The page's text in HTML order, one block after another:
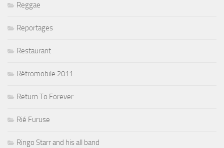
Reggae
Reportages
Restaurant
Rétromobile 2011
Return To Forever
Rié Furuse
Ringo Starr and his all band